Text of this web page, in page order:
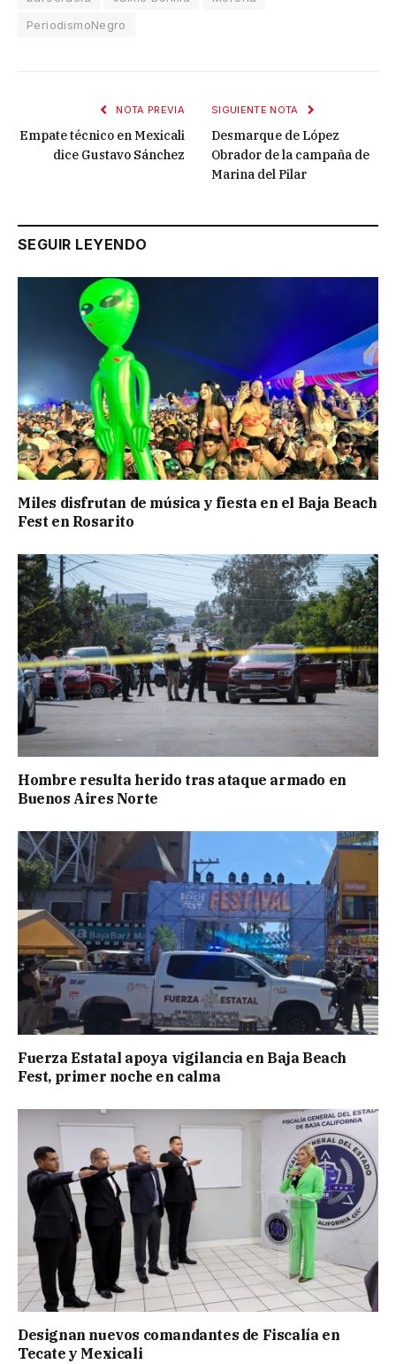
PeriodismoNegro
NOTA PREVIA
Empate técnico en Mexicali
dice Gustavo Sánchez
SIGUIENTE NOTA
Desmarque de López
Obrador de la campaña de
Marina del Pilar
SEGUIR LEYENDO
Miles disfrutan de música y fiesta en el Baja Beach
Fest en Rosarito
Hombre resulta herido tras ataque armado en
Buenos Aires Norte
Fuerza Estatal apoya vigilancia en Baja Beach
Fest, primer noche en calma
Designan nuevos comandantes de Fiscalía en
Tecate y Mexicali